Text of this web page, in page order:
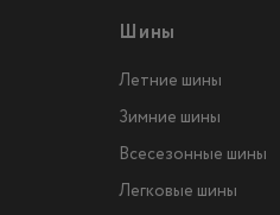
Шины
Летние шины
Зимние шины
Всесезонные шины
Легковые шины